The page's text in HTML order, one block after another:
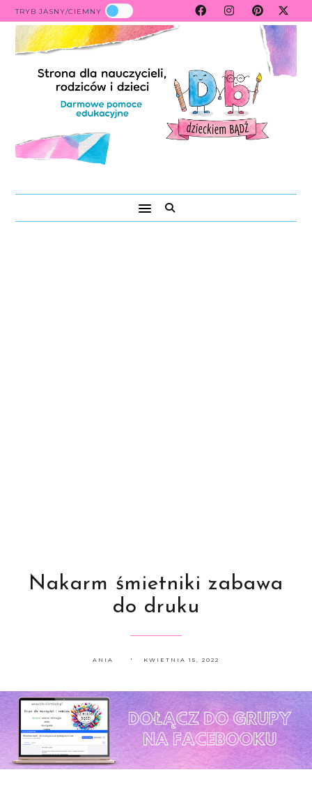
TRYB JASNY/CIEMNY
Nakarm śmietniki zabawa
do druku
ANIA KWIETNIA 15, 2022